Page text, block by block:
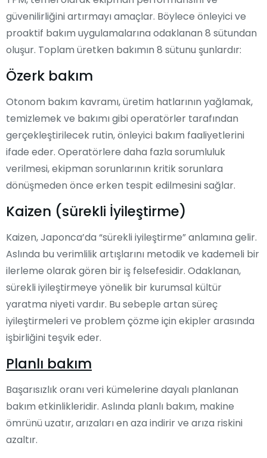
güvenilirliğini artırmayı amaçlar. Böylece önleyici ve
proaktif bakım uygulamalarına odaklanan 8 sütundan
oluşur. Toplam üretken bakımın 8 sütunu şunlardır:
Özerk bakım
Otonom bakım kavramı, üretim hatlarının yağlamak,
temizlemek ve bakımı gibi operatörler tarafından
gerçekleştirilecek rutin, önleyici bakım faaliyetlerini
ifade eder. Operatörlere daha fazla sorumluluk
verilmesi, ekipman sorunlarının kritik sorunlara
dönüşmeden önce erken tespit edilmesini sağlar.
Kaizen (sürekli İyileştirme)
Kaizen, Japonca’da “sürekli iyileştirme” anlamına gelir.
Aslında bu verimlilik artışlarını metodik ve kademeli bir
ilerleme olarak gören bir iş felsefesidir. Odaklanan,
sürekli iyileştirmeye yönelik bir kurumsal kültür
yaratma niyeti vardır. Bu sebeple artan süreç
iyileştirmeleri ve problem çözme için ekipler arasında
işbirliğini teşvik eder.
Planlı bakım
Başarısızlık oranı veri kümelerine dayalı planlanan
bakım etkinlikleridir. Aslında planlı bakım, makine
ömrünü uzatır, arızaları en aza indirir ve arıza riskini
azaltır.